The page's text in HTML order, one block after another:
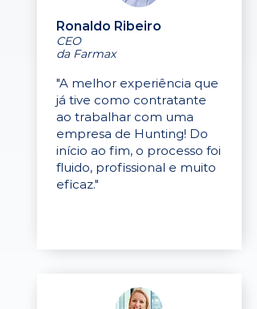
Ronaldo Ribeiro
CEO
da Farmax
"A melhor experiência que
já tive como contratante
ao trabalhar com uma
empresa de Hunting! Do
início ao fim, o processo foi
fluido, profissional e muito
eficaz."